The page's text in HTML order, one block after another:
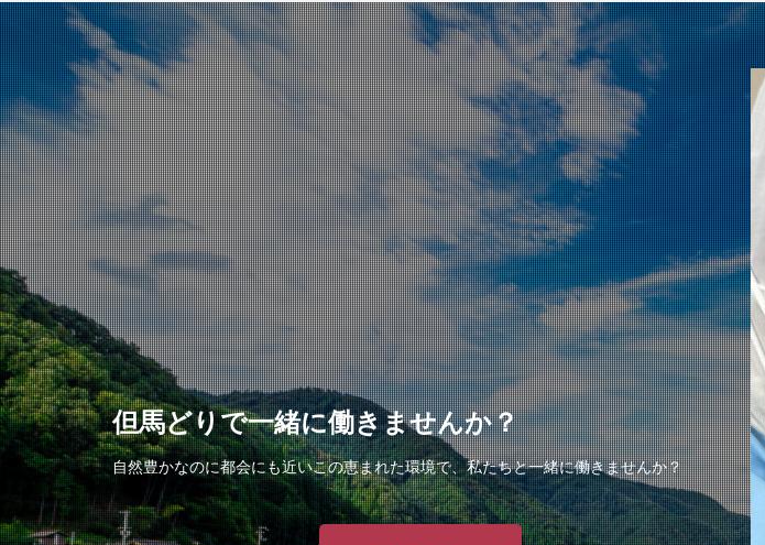
但馬どりで一緒に働きませんか？
自然豊かなのに都会にも近いこの恵まれた環境で、私たちと一緒に働きませんか？